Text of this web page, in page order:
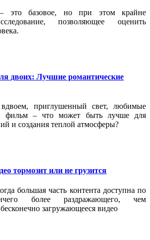
это базовое, но при этом крайне
позволяющее оценить
двоих: Лучшие романтические
приглушенный свет, любимые
фильм – что может быть лучше для
и создания теплой атмосферы?
тормозит или не грузится
большая часть контента доступна по
более раздражающего, чем
загружающееся видео